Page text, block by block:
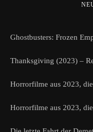
Ghostbusters: Frozen
Thanksgiving (2023) –
Horrorfilme aus 2023,
Horrorfilme aus 2023,